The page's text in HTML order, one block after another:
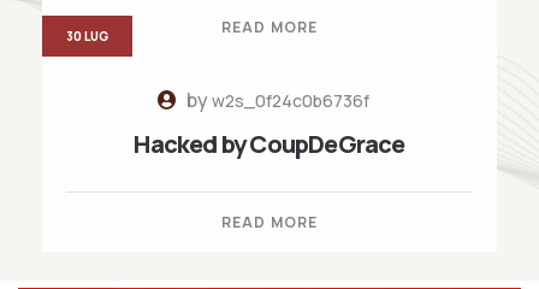
READ MORE
byw2s_0f24c0b6736f
Hacked by CoupDeGrace
READ MORE
30 LUG